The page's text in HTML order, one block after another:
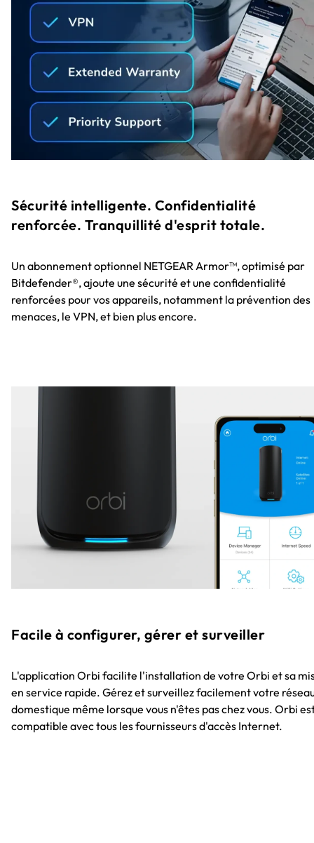
Sécurité intelligente. Confidentialité
renforcée. Tranquillité d'esprit totale.
Un abonnement optionnel NETGEAR Armor™, optimisé par
Bitdefender®, ajoute une sécurité et une confidentialité
renforcées pour vos appareils, notamment la prévention des
menaces, le VPN, et bien plus encore.
Facile à configurer, gérer et surveiller
L'application Orbi facilite l'installation de votre Orbi et sa
en service rapide. Gérez et surveillez facilement votre
domestique même lorsque vous n'êtes pas chez vous. Orbi
compatible avec tous les fournisseurs d'accès Internet.